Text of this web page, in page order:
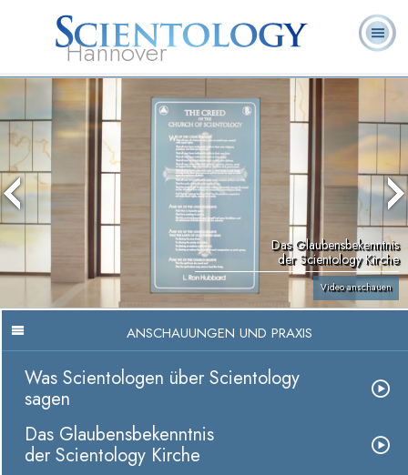
Hannover
Was ist
Scientology?
Geistliche
Häufig gestellte
Fragen
Das Glaubensbekenntnis
der Scientology Kirche
Video anschauen
ANSCHAUUNGEN UND PRAXIS
Was Scientologen über Scientology
sagen
Das Glaubensbekenntnis
der Scientology Kirche